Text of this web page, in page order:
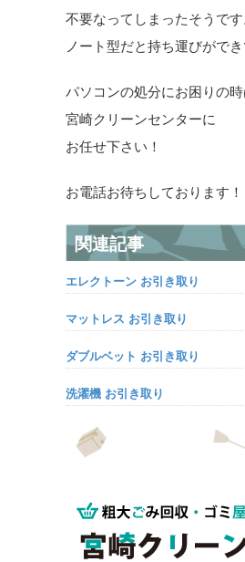
不要なってしまったそうです
ノート型だと持ち運びがで
パソコンの処分にお困りの時
宮崎クリーンセンターに
お任せ下さい！
お電話お待ちしております！
関連記事
エレクトーン お引き取り
マットレス お引き取り
ダブルベット お引き取り
洗濯機 お引き取り